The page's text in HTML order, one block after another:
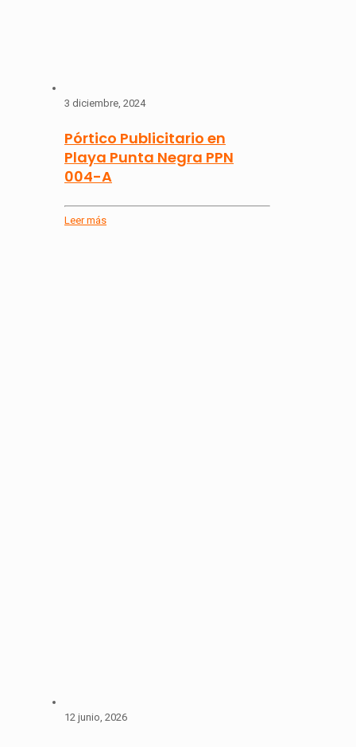
3 diciembre, 2024
Pórtico Publicitario en
Playa Punta Negra PPN
004-A
Leer más
12 junio, 2026